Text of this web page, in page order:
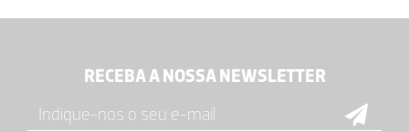
RECEBA A NOSSA NEWSLETTER